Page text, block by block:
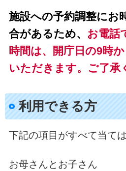
施設への予約調整にお
合があるため、 お電話
時間は、開庁日の9時
いただきます。ご了承
利用できる方
下記の項目がすべて当ては
お母さんとお子さん